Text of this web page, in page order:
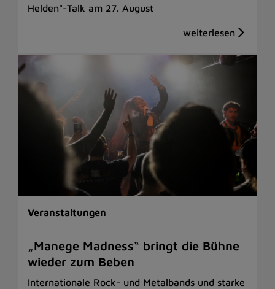
Helden"-Talk am 27. August
Veranstaltungen
„Manege Madness“ bringt die Bühne
wieder zum Beben
Internationale Rock- und Metalbands und starke